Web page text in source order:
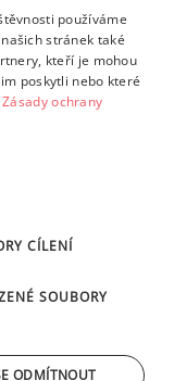
Jak
kokos
ÚDAJŮ
zakázáno.
používáme
stránek také
kteří je mohou
poskytli nebo které
Zásady ochrany
CÍLENÍ
SOUBORY
ODMÍTNOUT